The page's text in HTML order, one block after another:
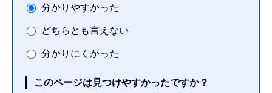
分かりやすかった
どちらとも言えない
分かりにくかった
このページは見つけやすかったですか？